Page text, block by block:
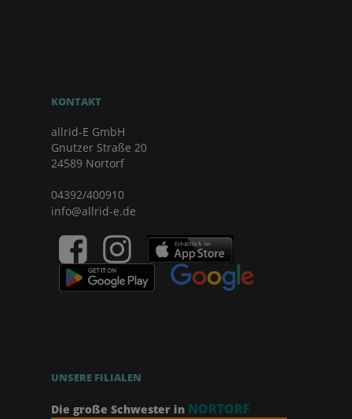
KONTAKT
allrid-E GmbH
Gnutzer Straße 20
24589 Nortorf
04392/400910
info@allrid-e.de
UNSERE FILIALEN
Die große Schwester in NORTORF